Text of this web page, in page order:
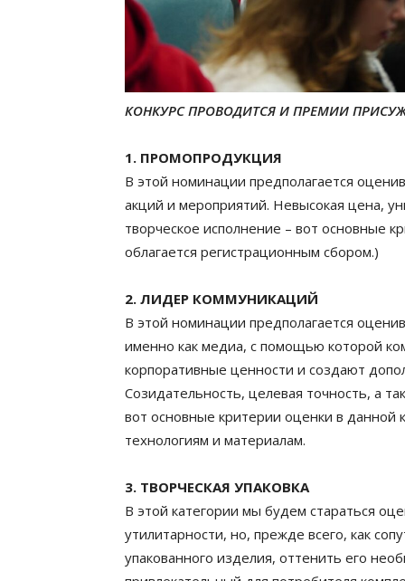
КОНКУРС ПРОВОДИТСЯ И ПРЕМИИ
1. ПРОМОПРОДУКЦИЯ
В этой номинации предполагается
акций и мероприятий. Невысокая цена,
творческое исполнение – вот основные
облагается регистрационным сбором.)
2. ЛИДЕР КОММУНИКАЦИЙ
В этой номинации предполагается
именно как медиа, с помощью которой
корпоративные ценности и создают
Созидательность, целевая точность, а
вот основные критерии оценки в данной
технологиям и материалам.
3. ТВОРЧЕСКАЯ УПАКОВКА
В этой категории мы будем стараться
утилитарности, но, прежде всего, как
упакованного изделия, оттенить его